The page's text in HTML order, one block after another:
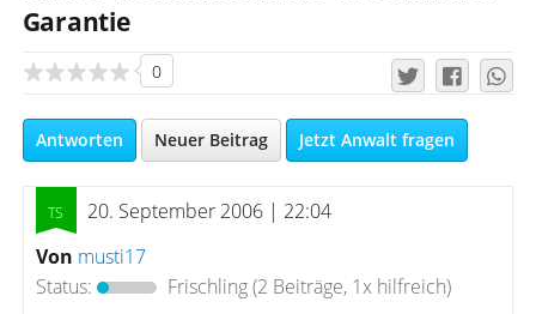
Garantie
0
Antworten Neuer Beitrag Jetzt Anwalt fragen
20. September 2006 | 22:04
Von musti17
Status:
Frischling(2 Beiträge, 1x hilfreich)